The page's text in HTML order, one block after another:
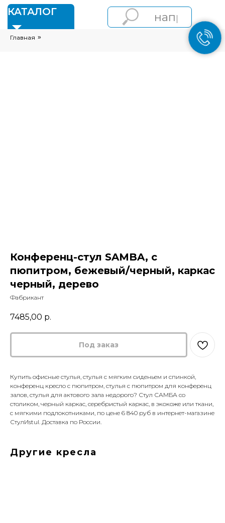
КАТАЛОГ
Главная »
Конференц-стул SAMBA, с
пюпитром, бежевый/черный, каркас
черный, дерево
Фабрикант
7485,00 р.
Купить офисные стулья, стулья с мягким сиденьем и спинкой,
конференц кресло с пюпитром, стулья с пюпитром для конференц
залов, стулья для актового зала недорого? Стул САМБА со
столиком, черный каркас, серебристый каркас, в экокоже или ткани,
с мягкими подлокотниками, по цене 6 840 руб в интернет-магазине
СтулИstul. Доставка по России.
Другие кресла